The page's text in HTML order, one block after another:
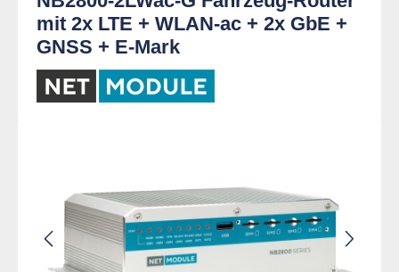
mit 2x LTE + WLAN-ac + 2x GbE +
GNSS + E-Mark